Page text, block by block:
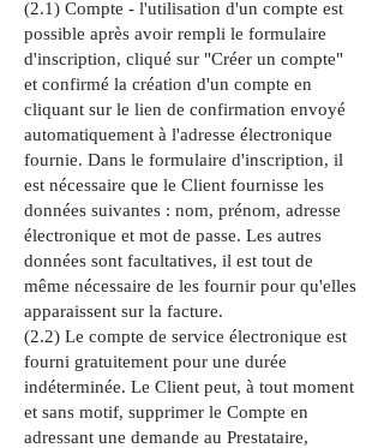
(2.1) Compte - l'utilisation d'un compte est
possible après avoir rempli le formulaire
d'inscription, cliqué sur "Créer un compte"
et confirmé la création d'un compte en
cliquant sur le lien de confirmation envoyé
automatiquement à l'adresse électronique
fournie. Dans le formulaire d'inscription, il
est nécessaire que le Client fournisse les
données suivantes : nom, prénom, adresse
électronique et mot de passe. Les autres
données sont facultatives, il est tout de
même nécessaire de les fournir pour qu'elles
apparaissent sur la facture.
(2.2) Le compte de service électronique est
fourni gratuitement pour une durée
indéterminée. Le Client peut, à tout moment
et sans motif, supprimer le Compte en
adressant une demande au Prestataire,